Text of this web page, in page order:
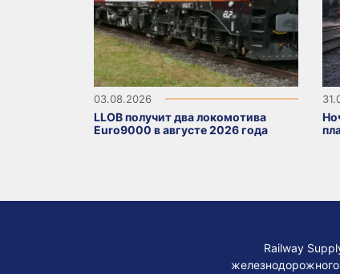
03.08.2026
LLOB получит два локомотива
Euro9000 в августе 2026 года
Railway